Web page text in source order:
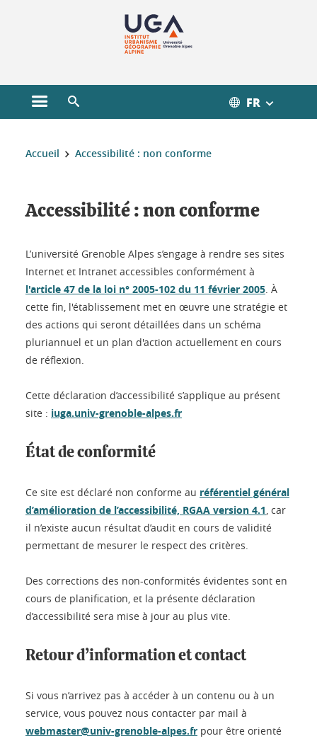
Ouvrir le menu principal FR
Vous êtes ici :
Accueil Accessibilité : non conforme
Accessibilité : non conforme
L’université Grenoble Alpes s’engage à rendre ses sites
Internet et Intranet accessibles conformément à
l'article 47 de la loi n° 2005-102 du 11 février 2005. À
cette fin, l'établissement met en œuvre une stratégie et
des actions qui seront détaillées dans un schéma
pluriannuel et un plan d'action actuellement en cours
de réflexion.
Cette déclaration d’accessibilité s’applique au présent
site : iuga.univ-grenoble-alpes.fr
État de conformité
Ce site est déclaré non conforme au référentiel général
d’amélioration de l’accessibilité, RGAA version 4.1, car
il n’existe aucun résultat d’audit en cours de validité
permettant de mesurer le respect des critères.
Des corrections des non-conformités évidentes sont en
cours de planification, et la présente déclaration
d’accessibilité sera mise à jour au plus vite.
Retour d’information et contact
Si vous n’arrivez pas à accéder à un contenu ou à un
service, vous pouvez nous contacter par mail à
webmaster@univ-grenoble-alpes.fr pour être orienté